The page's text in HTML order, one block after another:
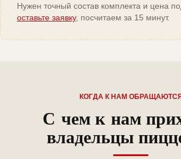
Нужен точный состав комплекта и цена
оставьте заявку, посчитаем за 15 минут.
КОГДА К НАМ ОБРАЩАЮТСЯ
С чем к нам
владельцы